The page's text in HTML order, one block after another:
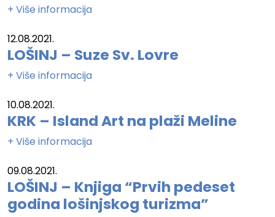
+ Više informacija
12.08.2021.
LOŠINJ – Suze Sv. Lovre
+ Više informacija
10.08.2021.
KRK – Island Art na plaži Meline
+ Više informacija
09.08.2021.
LOŠINJ – Knjiga “Prvih pedeset
godina lošinjskog turizma”